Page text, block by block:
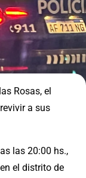
Rosas, el
a sus
las 20:00 hs.,
el distrito de